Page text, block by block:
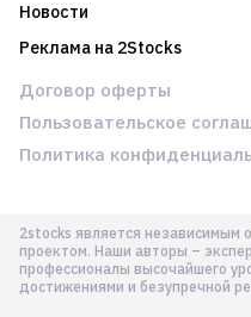
Новости
Реклама на 2Stocks
2stocks является независимым
проектом. Наши авторы –
профессионалы высочайшего
достижениями и безупречной
Договор оферты
Пользовательское
Политика